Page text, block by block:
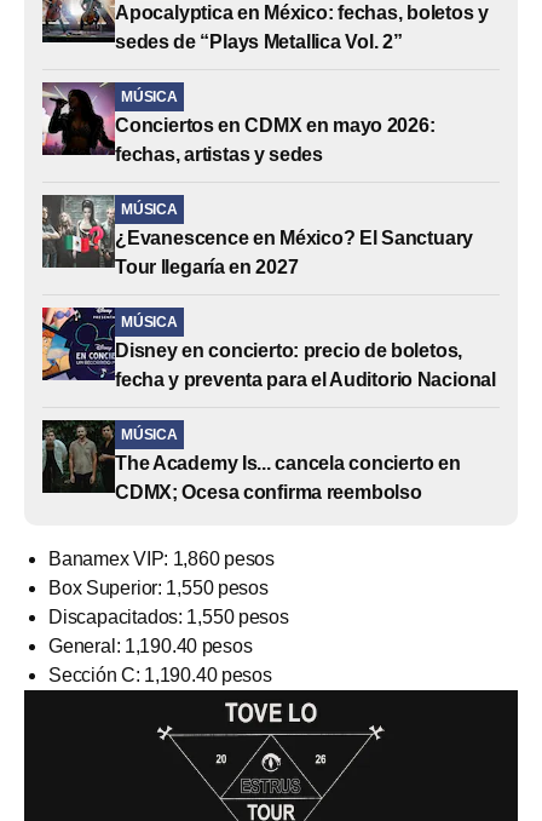
Apocalyptica en México: fechas, boletos y
sedes de “Plays Metallica Vol. 2”
MÚSICA
Conciertos en CDMX en mayo 2026:
fechas, artistas y sedes
MÚSICA
¿Evanescence en México? El Sanctuary
Tour llegaría en 2027
MÚSICA
Disney en concierto: precio de boletos,
fecha y preventa para el Auditorio Nacional
MÚSICA
The Academy Is... cancela concierto en
CDMX; Ocesa confirma reembolso
Banamex VIP: 1,860 pesos
Box Superior: 1,550 pesos
Discapacitados: 1,550 pesos
General: 1,190.40 pesos
Sección C: 1,190.40 pesos